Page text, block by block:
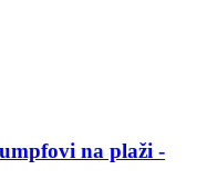
na plaži -​